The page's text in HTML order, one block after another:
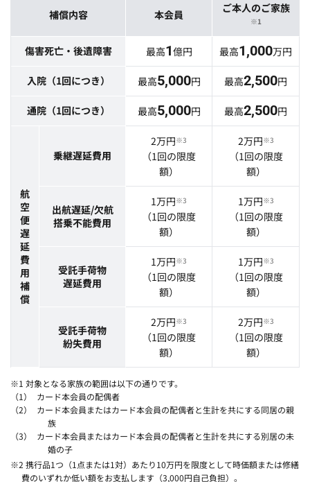
補償内容 本会員 ご本人のご家族
※1
傷害死亡・後遺障害 最高1億円 最高1,000万円
入院（1回につき） 最高5,000円 最高2,500円
通院（1回につき） 最高5,000円 最高2,500円
航
空
便
遅
延
費
用
補
償
乗継遅延費用
2万円※3
（1回の限度
額）
2万円※3
（1回の限度
額）
出航遅延/欠航
搭乗不能費用
1万円※3
（1回の限度
額）
1万円※3
（1回の限度
額）
受託手荷物
遅延費用
1万円※3
（1回の限度
額）
1万円※3
（1回の限度
額）
受託手荷物
紛失費用
2万円※3
（1回の限度
額）
2万円※3
（1回の限度
額）
※1 対象となる家族の範囲は以下の通りです。
カード本会員の配偶者
カード本会員またはカード本会員の配偶者と生計を共にする同居の親
族
カード本会員またはカード本会員の配偶者と生計を共にする別居の未
婚の子
※2 携行品1つ（1点または1対）あたり10万円を限度として時価額または修繕
費のいずれか低い額をお支払します（3,000円自己負担）。